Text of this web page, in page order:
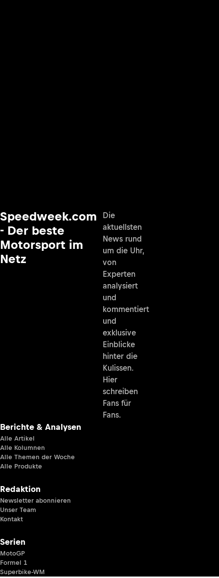
Speedweek.com
- Der beste
Motorsport im
Netz
Die
aktuellsten
News rund
um die Uhr,
von
Experten
analysiert
und
kommentiert
und
exklusive
Einblicke
hinter die
Kulissen.
Hier
schreiben
Fans für
Fans.
Berichte & Analysen
Alle Artikel
Alle Kolumnen
Alle Themen der Woche
Alle Produkte
Redaktion
Newsletter abonnieren
Unser Team
Kontakt
Serien
MotoGP
Formel 1
Superbike-WM